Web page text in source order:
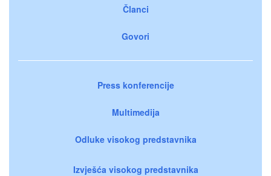
Članci
Govori
Press konferencije
Multimedija
Odluke visokog predstavnika
Izvješća visokog predstavnika